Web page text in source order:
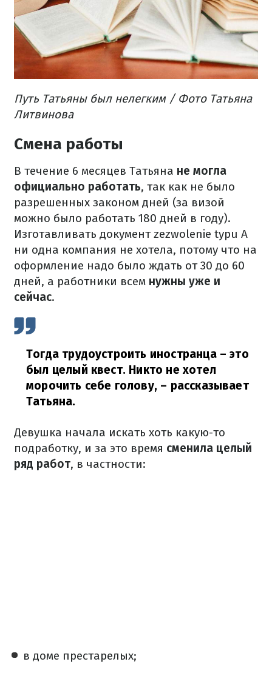
Путь Татьяны был нелегким / Фото Татьяна
Литвинова
Смена работы
В течение 6 месяцев Татьяна не могла
официально работать, так как не было
разрешенных законом дней (за визой
можно было работать 180 дней в году).
Изготавливать документ zezwolenie typu A
ни одна компания не хотела, потому что на
оформление надо было ждать от 30 до 60
дней, а работники всем нужны уже и
сейчас.
Тогда трудоустроить иностранца – это
был целый квест. Никто не хотел
морочить себе голову, – рассказывает
Татьяна.
Девушка начала искать хоть какую-то
подработку, и за это время сменила целый
ряд работ, в частности:
в доме престарелых;